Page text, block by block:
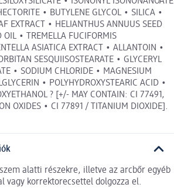
• BUTYLENE GLYCOL • SILICA •
EXTRACT • HELIANTHUS ANNUUS SEED
OIL • TREMELLA FUCIFORMIS
ASIATICA EXTRACT • ALLANTOIN •
SESQUIISOSTEARATE • GLYCERYL
• SODIUM CHLORIDE • MAGNESIUM
• POLYHYDROXYSTEARIC ACID •
? [+/- MAY CONTAIN: CI 77491,
OXIDES • CI 77891 / TITANIUM DIOXIDE].
alatti részekre, illetve az arcbőr egyéb
vagy korrektorecsettel dolgozza el.